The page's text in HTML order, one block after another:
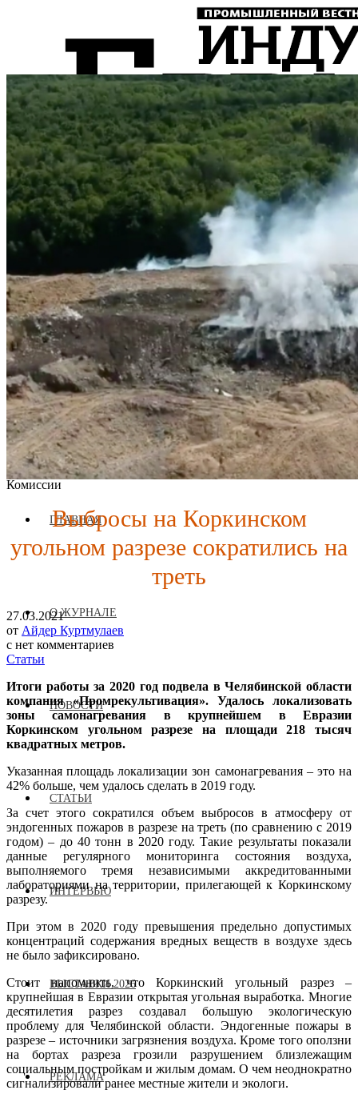
Журнал аккредитован при Евразийской Экономической
Комиссии
ГЛАВНАЯ
О ЖУРНАЛЕ
НОВОСТИ
СТАТЬИ
ИНТЕРВЬЮ
ВЫСТАВКИ 2026
РЕКЛАМА
Выбросы на Коркинском
угольном разрезе сократились на
треть
27.03.2021
от Айдер Куртмулаев
с нет комментариев
Статьи
Итоги работы за 2020 год подвела в Челябинской области
компания «Промрекультивация». Удалось локализовать
зоны самонагревания в крупнейшем в Евразии
Коркинском угольном разрезе на площади 218 тысяч
квадратных метров.
Указанная площадь локализации зон самонагревания – это на
42% больше, чем удалось сделать в 2019 году.
За счет этого сократился объем выбросов в атмосферу от
эндогенных пожаров в разрезе на треть (по сравнению с 2019
годом) – до 40 тонн в 2020 году. Такие результаты показали
данные регулярного мониторинга состояния воздуха,
выполняемого тремя независимыми аккредитованными
лабораториями на территории, прилегающей к Коркинскому
разрезу.
При этом в 2020 году превышения предельно допустимых
концентраций содержания вредных веществ в воздухе здесь
не было зафиксировано.
Стоит напомнить, что Коркинский угольный разрез –
крупнейшая в Евразии открытая угольная выработка. Многие
десятилетия разрез создавал большую экологическую
проблему для Челябинской области. Эндогенные пожары в
разрезе – источники загрязнения воздуха. Кроме того оползни
на бортах разреза грозили разрушением близлежащим
социальным постройкам и жилым домам. О чем неоднократно
сигнализировали ранее местные жители и экологи.